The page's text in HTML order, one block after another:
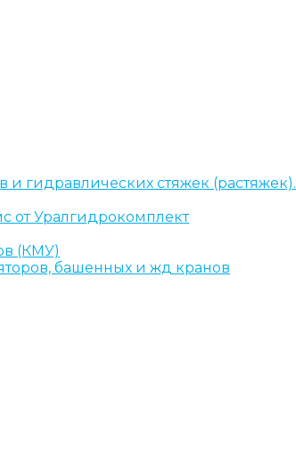
гидравлических стяжек (растяжек).
от Уралгидрокомплект
(КМУ)
башенных и жд кранов